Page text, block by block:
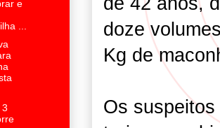
doze
Kg de
Os
e
...